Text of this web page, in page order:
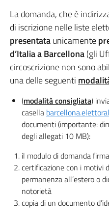
La domanda, che è
di iscrizione nelle liste
presentataunicamente
d’Italia a Barcellona(gli
circoscrizione non sono
una delle seguenti
(modalità consigliata)
casella
documenti (importante:
degli allegati 10 MB):
il modulo di domanda
certificazione con i motivi
permanenza all’estero o
notorietà
copia di un documento